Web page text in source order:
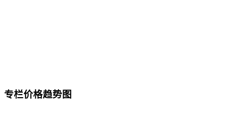
专栏价格趋势图